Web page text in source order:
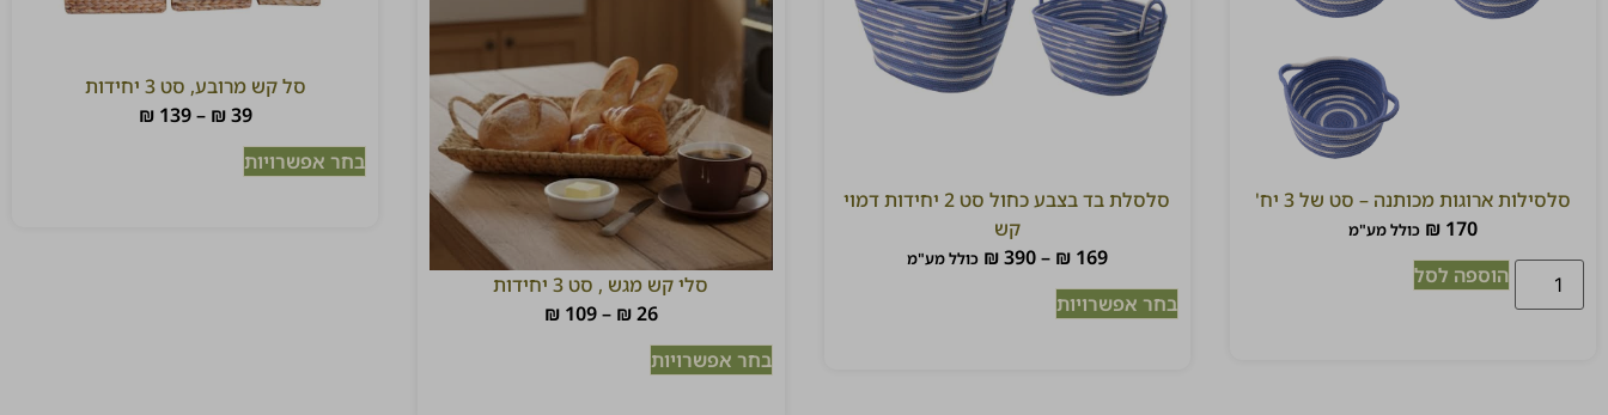
סלסילות ארוגות מכותנה – סט של 3 יח'
₪170 כולל מע"מ
הוספה לסל
סלסלת בד בצבע כחול סט 2 יחידות דמוי
קש
₪169
–
₪390 כולל מע"מ
בחר אפשרויות
סלי קש מגש , סט 3 יחידות
₪26
–
₪109
בחר אפשרויות
סל קש מרובע, סט 3 יחידות
₪39
–
₪139
בחר אפשרויות